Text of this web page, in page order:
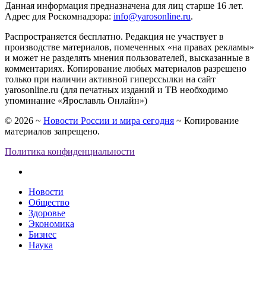
Данная информация предназначена для лиц старше 16 лет.
Адрес для Роскомнадзора: info@yarosonline.ru.
Распространяется бесплатно. Редакция не участвует в
производстве материалов, помеченных «на правах рекламы»
и может не разделять мнения пользователей, высказанные в
комментариях. Копирование любых материалов разрешено
только при наличии активной гиперссылки на сайт
yarosonline.ru (для печатных изданий и ТВ необходимо
упоминание «Ярославль Онлайн»)
© 2026 ~ Новости России и мира сегодня ~ Копирование
материалов запрещено.
Политика конфиденциальности
Новости
Общество
Здоровье
Экономика
Бизнес
Наука